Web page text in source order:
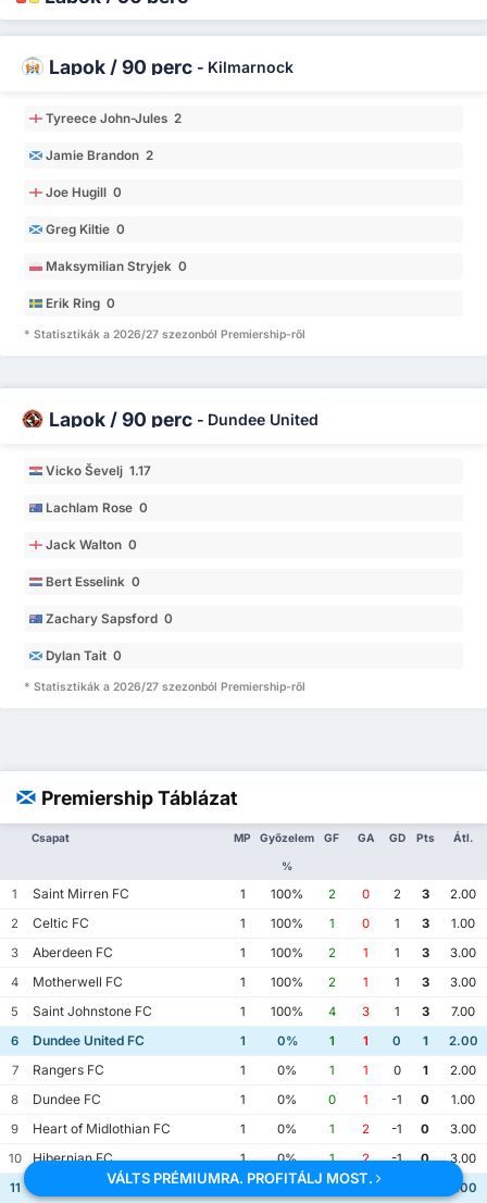
Lapok / 90 perc - Kilmarnock
Tyreece John-Jules 2
Jamie Brandon 2
Joe Hugill 0
Greg Kiltie 0
Maksymilian Stryjek 0
Erik Ring 0
* Statisztikák a 2026/27 szezonból Premiership-ről
Lapok / 90 perc - Dundee United
Vicko Ševelj 1.17
Lachlam Rose 0
Jack Walton 0
Bert Esselink 0
Zachary Sapsford 0
Dylan Tait 0
* Statisztikák a 2026/27 szezonból Premiership-ről
Premiership Táblázat
Csapat MP Győzelem
%
GF GA GD Pts Átl.
1 Saint Mirren FC 1 100% 2 0 2 3
2.00
2
Celtic FC 1 100% 1 0 1 3
1.00
3
Aberdeen FC 1 100% 2 1 1 3
3.00
4
Motherwell FC 1 100% 2 1 1 3
3.00
5
Saint Johnstone FC 1 100% 4 3 1 3
7.00
6
Dundee United FC 1 0% 1 1 0 1
2.00
7
Rangers FC 1 0% 1 1 0 1
2.00
8
Dundee FC 1 0% 0 1 -1 0
1.00
9
Heart of Midlothian FC 1 0% 1 2 -1 0
3.00
10
Hibernian FC 1 0% 1 2 -1 0
3.00
11
Kilmarnock FC 1 0% 3 4 7.00
VÁLTS PRÉMIUMRA. PROFITÁLJ MOST.